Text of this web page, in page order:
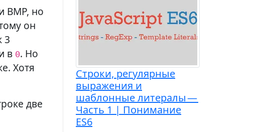
BMP, но
он
3
в 0. Но
Хотя
две
Строки, регулярные
выражения и
шаблонные литералы —
Часть 1 | Понимание
ES6